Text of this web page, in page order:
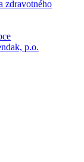
zdravotného
p.o.